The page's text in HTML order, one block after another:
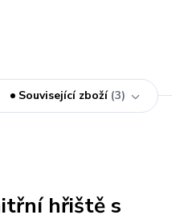
Související zboží 3
hřiště s